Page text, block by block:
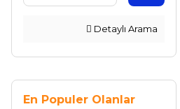
Detaylı Arama
En Populer Olanlar